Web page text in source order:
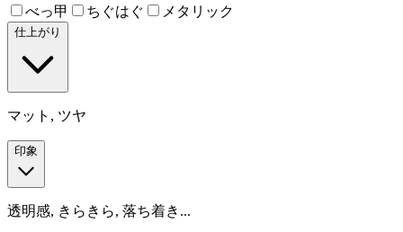
べっ甲
ちぐはぐ メタリック
仕上がり
マット, ツヤ
印象
透明感, きらきら, 落ち着き...